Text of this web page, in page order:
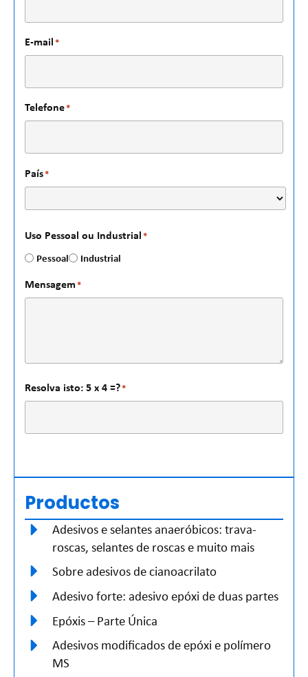
E-mail *
Telefone*
País*
Uso Pessoal ou Industrial *
Pessoal Industrial
Mensagem *
Resolva isto: 5 x 4 =?*
Productos
Adesivos e selantes anaeróbicos: trava-
roscas, selantes de roscas e muito mais
Sobre adesivos de cianoacrilato
Adesivo forte: adesivo epóxi de duas partes
Epóxis – Parte Única
Adesivos modificados de epóxi e polímero
MS